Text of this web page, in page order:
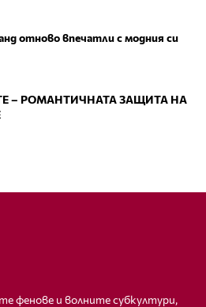
отново впечатли с модния си
– РОМАНТИЧНАТА ЗАЩИТА НА
фенове и волните субкултури,